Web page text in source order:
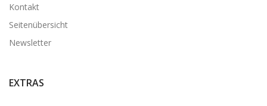
Kontakt
Seitenübersicht
Newsletter
EXTRAS